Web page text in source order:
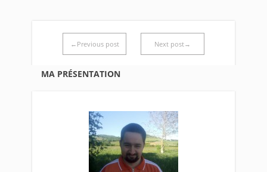
←Previous post Next post→
MA PRÉSENTATION